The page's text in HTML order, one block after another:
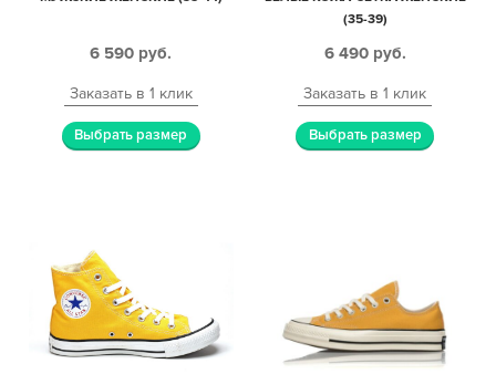
6 590 руб.
Заказать в 1 клик
Выбрать размер
(35-39)
6 490 руб.
Заказать в 1 клик
Выбрать размер